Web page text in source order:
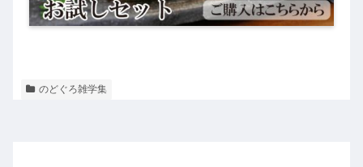
のどぐろ雑学集